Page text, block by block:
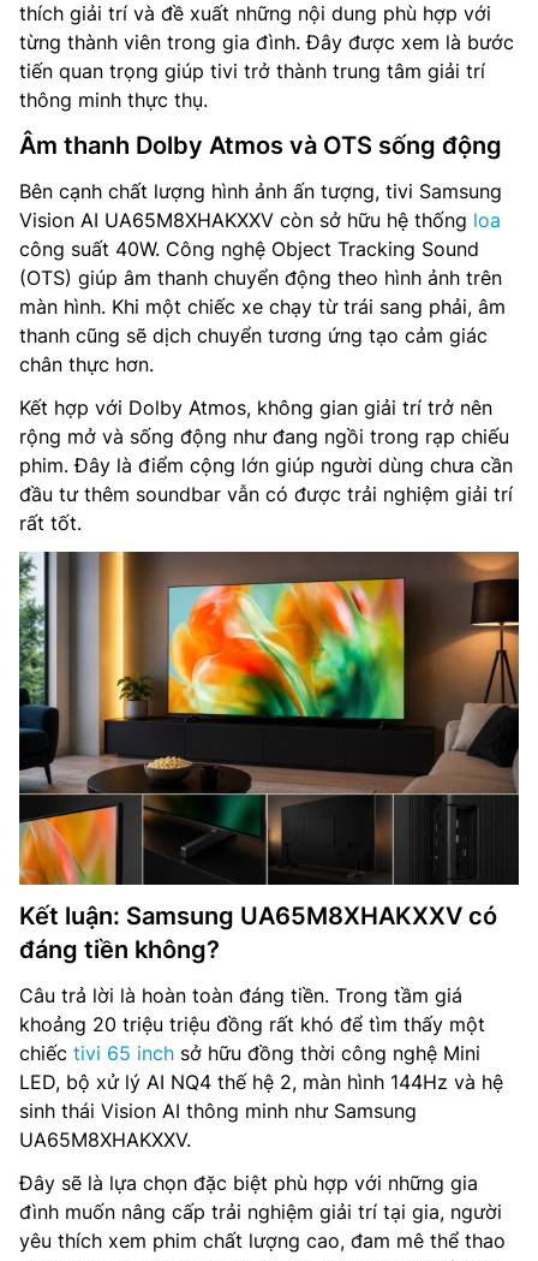
thích giải trí và đề xuất những nội dung phù hợp với
từng thành viên trong gia đình. Đây được xem là bước
tiến quan trọng giúp tivi trở thành trung tâm giải trí
thông minh thực thụ.
Âm thanh Dolby Atmos và OTS sống động
Bên cạnh chất lượng hình ảnh ấn tượng, tivi Samsung
Vision AI UA65M8XHAKXXV còn sở hữu hệ thống loa
công suất 40W. Công nghệ Object Tracking Sound
(OTS) giúp âm thanh chuyển động theo hình ảnh trên
màn hình. Khi một chiếc xe chạy từ trái sang phải, âm
thanh cũng sẽ dịch chuyển tương ứng tạo cảm giác
chân thực hơn.
Kết hợp với Dolby Atmos, không gian giải trí trở nên
rộng mở và sống động như đang ngồi trong rạp chiếu
phim. Đây là điểm cộng lớn giúp người dùng chưa cần
đầu tư thêm soundbar vẫn có được trải nghiệm giải trí
rất tốt.
Kết luận: Samsung UA65M8XHAKXXV có
đáng tiền không?
Câu trả lời là hoàn toàn đáng tiền. Trong tầm giá
khoảng 20 triệu triệu đồng rất khó để tìm thấy một
chiếc tivi 65 inch sở hữu đồng thời công nghệ Mini
LED, bộ xử lý AI NQ4 thế hệ 2, màn hình 144Hz và hệ
sinh thái Vision AI thông minh như Samsung
UA65M8XHAKXXV.
Đây sẽ là lựa chọn đặc biệt phù hợp với những gia
đình muốn nâng cấp trải nghiệm giải trí tại gia, người
yêu thích xem phim chất lượng cao, đam mê thể thao